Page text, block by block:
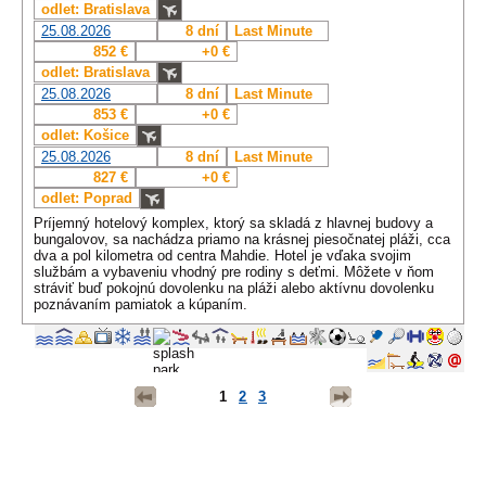
odlet: Bratislava
25.08.2026
8 dní
Last Minute
852 €
+0 €
odlet: Bratislava
25.08.2026
8 dní
Last Minute
853 €
+0 €
odlet: Košice
25.08.2026
8 dní
Last Minute
827 €
+0 €
odlet: Poprad
Príjemný hotelový komplex, ktorý sa skladá z hlavnej budovy a
bungalovov, sa nachádza priamo na krásnej piesočnatej pláži, cca
dva a pol kilometra od centra Mahdie. Hotel je vďaka svojim
službám a vybaveniu vhodný pre rodiny s deťmi. Môžete v ňom
stráviť buď pokojnú dovolenku na pláži alebo aktívnu dovolenku
poznávaním pamiatok a kúpaním.
1 2 3